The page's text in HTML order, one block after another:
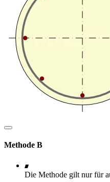
Methode B
Die Methode gilt nur für